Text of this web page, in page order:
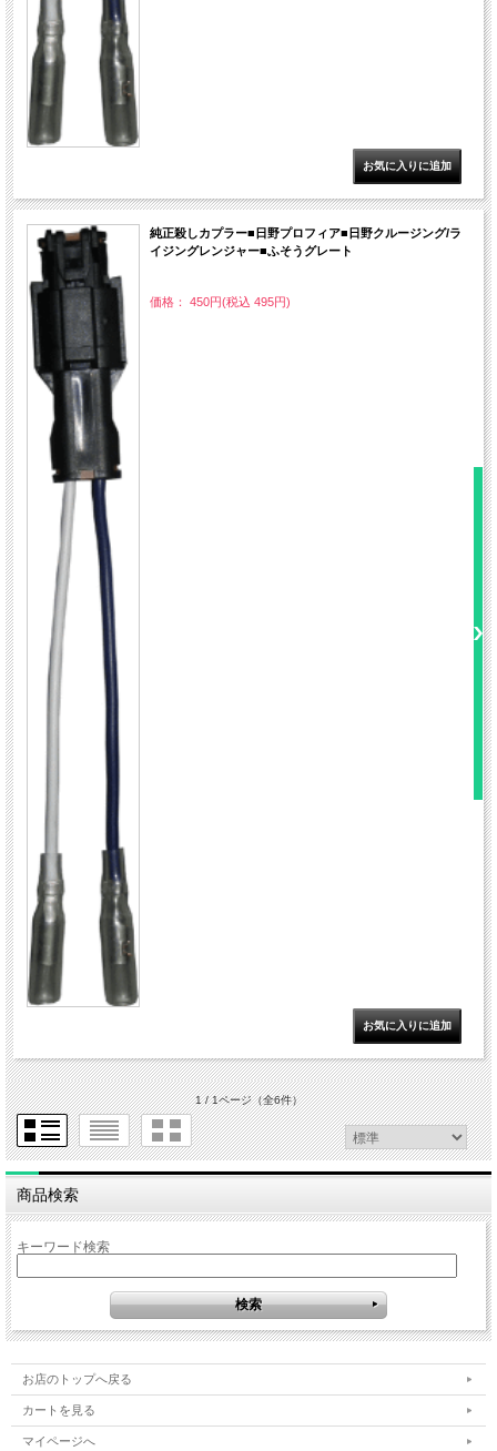
純正殺しカプラー■日野プロフィア■日野クルージング/ラ
イジングレンジャー■ふそうグレート
価格： 450円(税込 495円)
1 / 1ページ（全6件）
商品検索
キーワード検索
お店のトップへ戻る
カートを見る
マイページへ